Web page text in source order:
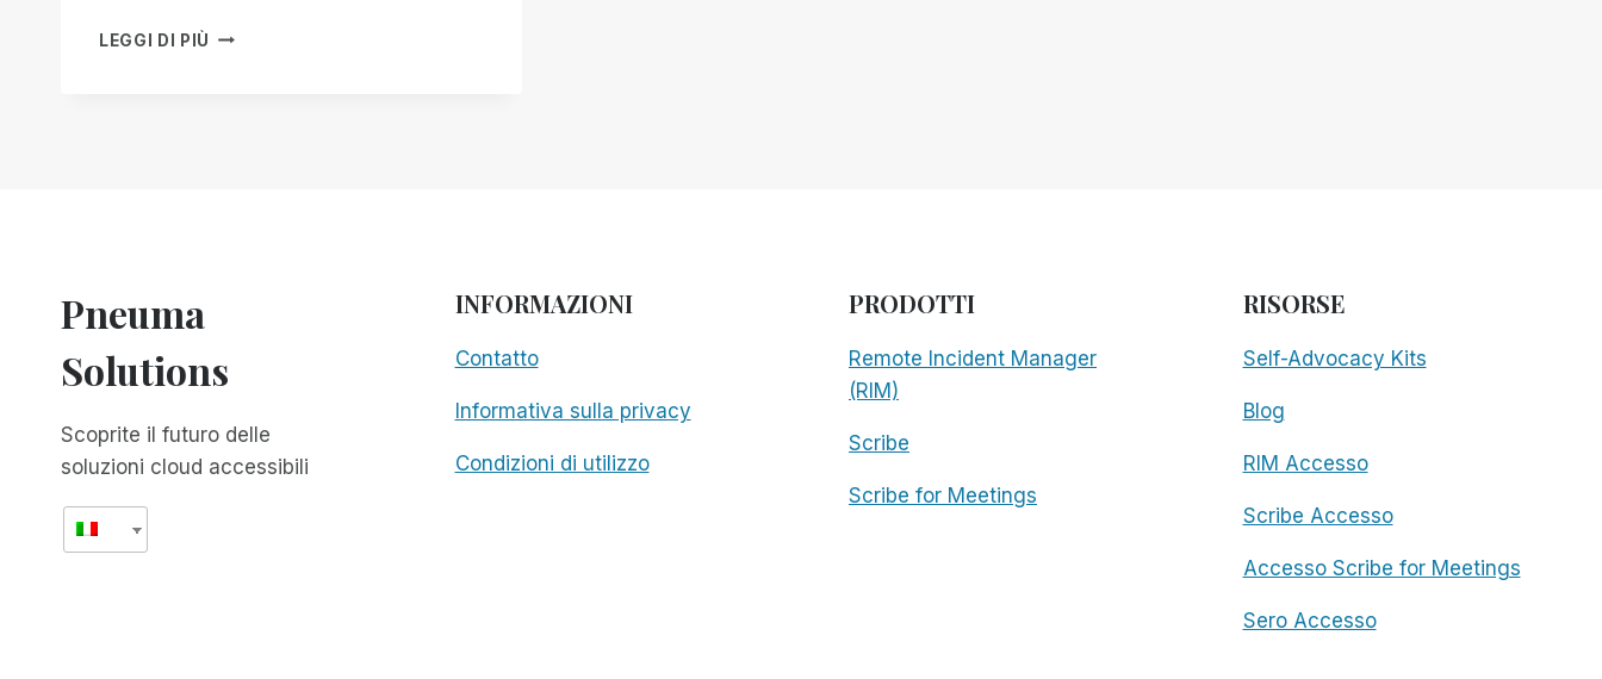
LEGGI DI PIÙ COMUNICATO
Pneuma
Solutions
Scoprite il futuro delle
soluzioni cloud accessibili
INFORMAZIONI
Contatto
Informativa sulla privacy
Condizioni di utilizzo
PRODOTTI
Remote Incident Manager
(RIM)
Scribe
Scribe for Meetings
RISORSE
Self-Advocacy Kits
Blog
RIM Accesso
Scribe Accesso
Accesso Scribe for Meetings
Sero Accesso